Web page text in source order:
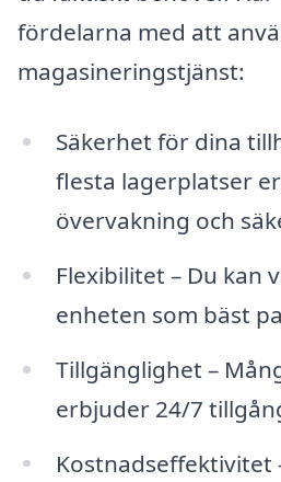
fördelarna med att
magasineringstjänst:
Säkerhet för dina
flesta lagerplatser
övervakning och
Flexibilitet – Du kan
enheten som bäst
Tillgänglighet –
erbjuder 24/7
Kostnadseffektivitet